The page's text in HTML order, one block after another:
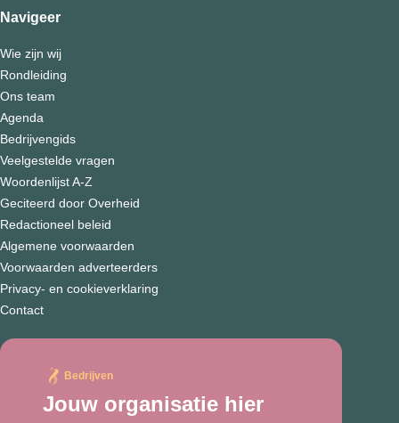
Navigeer
Wie zijn wij
Rondleiding
Ons team
Agenda
Bedrijvengids
Veelgestelde vragen
Woordenlijst A-Z
Geciteerd door Overheid
Redactioneel beleid
Algemene voorwaarden
Voorwaarden adverteerders
Privacy- en cookieverklaring
Contact
Bedrijven
Jouw organisatie hier